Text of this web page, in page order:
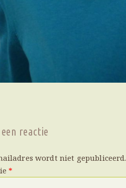
reactie
wordt niet gepubliceerd.
*